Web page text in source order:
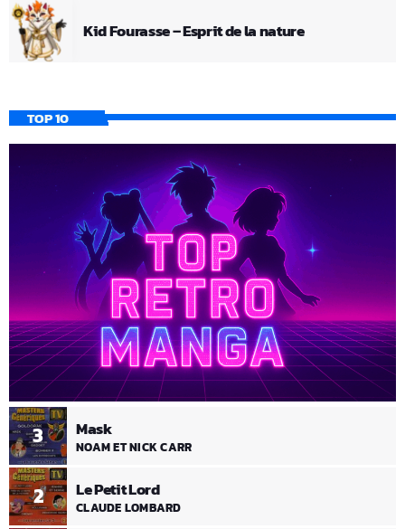
Kid Fourasse – Esprit de la nature
TOP 10
2 Le Petit Lord
CLAUDE LOMBARD
3 Mask
NOAM ET NICK CARR